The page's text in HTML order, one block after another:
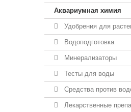
Аквариумная химия
Удобрения для
Водоподготовка
Минерализаторы
Тесты для воды
Средства против
Лекарственные